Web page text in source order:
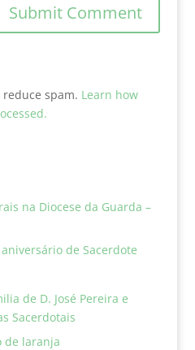
spam. Learn how
na Diocese da Guarda –
de Sacerdote
de D. José Pereira e
Sacerdotais
de laranja